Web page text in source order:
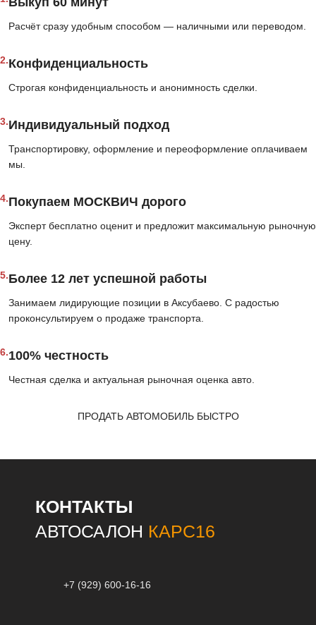
Расчёт сразу удобным способом — наличными или переводом.
2.Конфиденциальность
Строгая конфиденциальность и анонимность сделки.
3.Индивидуальный подход
Транспортировку, оформление и переоформление оплачиваем
мы.
4.Покупаем МОСКВИЧ дорого
Эксперт бесплатно оценит и предложит максимальную рыночную
цену.
5.Более 12 лет успешной работы
Занимаем лидирующие позиции в Аксубаево. С радостью
проконсультируем о продаже транспорта.
6.100% честность
Честная сделка и актуальная рыночная оценка авто.
ПРОДАТЬ АВТОМОБИЛЬ БЫСТРО
КОНТАКТЫ
АВТОСАЛОН КАРС16
+7 (929) 600-16-16